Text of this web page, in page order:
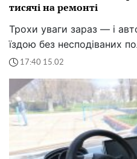
тисячі на ремонті
Трохи уваги зараз — і
їздою без несподіваних
17:40 15.02